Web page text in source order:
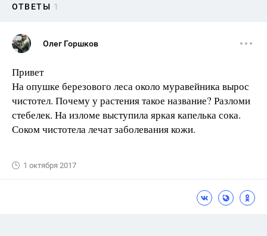
ОТВЕТЫ 1
Олег Горшков
Привет
На опушке березового леса около муравейника вырос
чистотел. Почему у растения такое название? Разломи
стебелек. На изломе выступила яркая капелька сока.
Соком чистотела лечат заболевания кожи.
1 октября 2017